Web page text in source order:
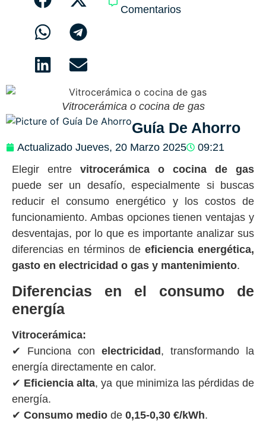
Comentarios
Vitrocerámica o cocina de gas
Guía De Ahorro
Actualizado Jueves, 20 Marzo 2025
09:21
Elegir entre vitrocerámica o cocina de gas
puede ser un desafío, especialmente si buscas
reducir el consumo energético y los costos de
funcionamiento. Ambas opciones tienen ventajas y
desventajas, por lo que es importante analizar sus
diferencias en términos de eficiencia energética,
gasto en electricidad o gas y mantenimiento.
Diferencias en el consumo de
energía
Vitrocerámica:
✔ Funciona con electricidad , transformando la
energía directamente en calor.
✔ Eficiencia alta, ya que minimiza las pérdidas de
energía.
✔ Consumo medio de 0,15-0,30 €/kWh.